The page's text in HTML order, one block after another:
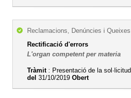
Reclamacions, Denúncies i Queixes
Rectificació d'errors
L'organ competent per materia
Tràmit: Presentació de la sol·licitud
del 31/10/2019 Obert